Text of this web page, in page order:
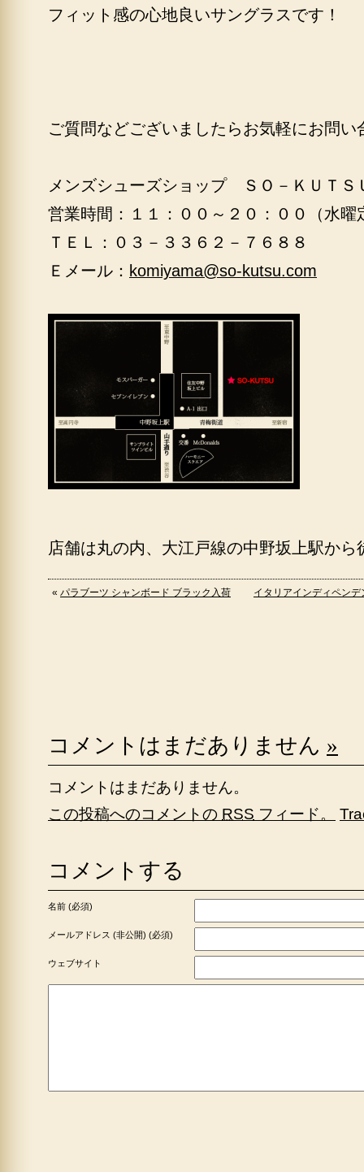
フィット感の心地良いサングラスです！
ご質問などございましたらお気軽にお問
メンズシューズショップ ＳＯ－ＫＵＴＳ
営業時間：１１：００～２０：００（水曜
ＴＥＬ：０３－３３６２－７６８８
Ｅメール： komiyama@so-kutsu.com
店舗は丸の内、大江戸線の中野坂上駅から
« パラブーツ シャンボード ブラック入荷 イタリアインディペン
コメントはまだありません »
コメントはまだありません。
この投稿へのコメントの RSS フィード。
コメントする
名前 (必須)
メールアドレス (非公開) (必須)
ウェブサイト